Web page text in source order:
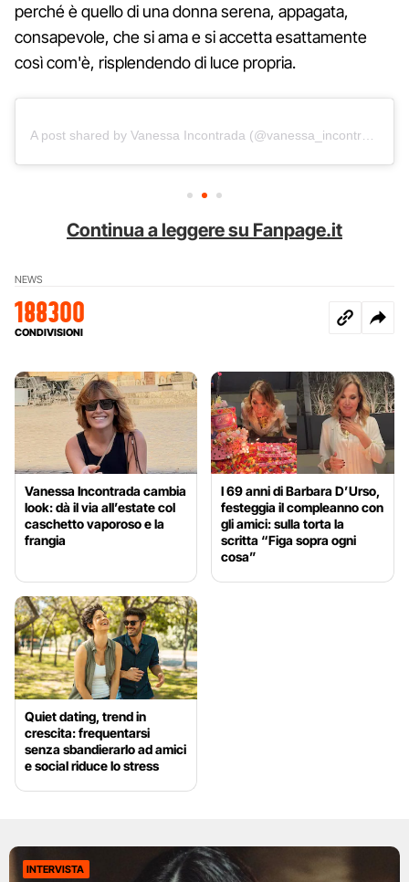
perché è quello di una donna serena, appagata,
consapevole, che si ama e si accetta esattamente
così com'è, risplendendo di luce propria.
Continua a leggere su Fanpage.it
NEWS
188300
CONDIVISIONI
Vanessa Incontrada cambia
look: dà il via all’estate col
caschetto vaporoso e la
frangia
I 69 anni di Barbara D’Urso,
festeggia il compleanno con
gli amici: sulla torta la
scritta “Figa sopra ogni
cosa”
Quiet dating, trend in
crescita: frequentarsi
senza sbandierarlo ad amici
e social riduce lo stress
INTERVISTA